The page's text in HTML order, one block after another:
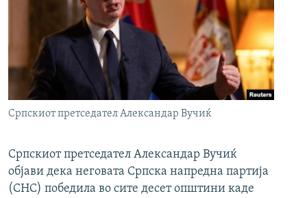
Српскиот претседател Александар Вучиќ
Српскиот претседател Александар Вучиќ
објави дека неговата Српска напредна партија
(СНС) победила во сите десет општини каде